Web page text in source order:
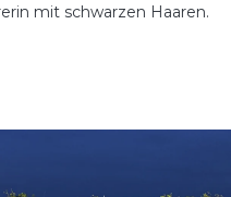
mit schwarzen Haaren.